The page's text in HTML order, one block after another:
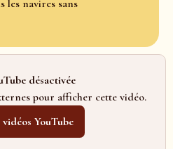
les navires sans
désactivée
pour afficher cette vidéo.
YouTube